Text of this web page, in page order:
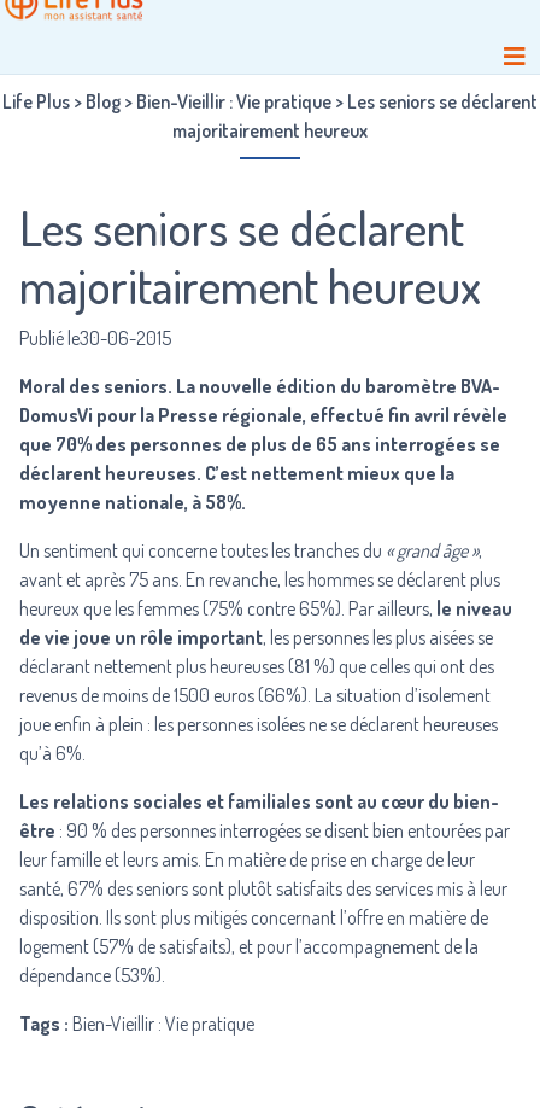
Life Plus > Blog > Bien-Vieillir : Vie pratique > Les seniors se déclarent
majoritairement heureux
Les seniors se déclarent
majoritairement heureux
Publié le30-06-2015
Moral des seniors. La nouvelle édition du baromètre BVA-
DomusVi pour la Presse régionale, effectué fin avril révèle
que 70% des personnes de plus de 65 ans interrogées se
déclarent heureuses. C’est nettement mieux que la
moyenne nationale, à 58%.
Un sentiment qui concerne toutes les tranches du « grand âge »,
avant et après 75 ans. En revanche, les hommes se déclarent plus
heureux que les femmes (75% contre 65%). Par ailleurs, le niveau
de vie joue un rôle important, les personnes les plus aisées se
déclarant nettement plus heureuses (81 %) que celles qui ont des
revenus de moins de 1500 euros (66%). La situation d’isolement
joue enfin à plein : les personnes isolées ne se déclarent heureuses
qu’à 6%.
Les relations sociales et familiales sont au cœur du bien-
être : 90 % des personnes interrogées se disent bien entourées par
leur famille et leurs amis. En matière de prise en charge de leur
santé, 67% des seniors sont plutôt satisfaits des services mis à leur
disposition. Ils sont plus mitigés concernant l’offre en matière de
logement (57% de satisfaits), et pour l’accompagnement de la
dépendance (53%).
Tags : Bien-Vieillir : Vie pratique